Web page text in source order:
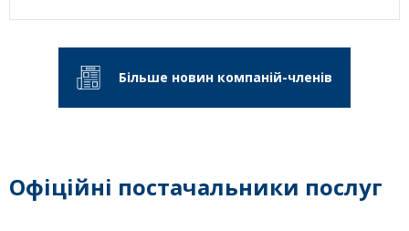
Більше новин компаній-членів
Офіційні постачальники послуг